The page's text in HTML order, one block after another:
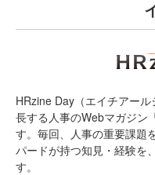
HRzine Day（エイチアー
長する人事のWebマガジン
す。毎回、人事の重要課題
パードが持つ知見・経験を
す。